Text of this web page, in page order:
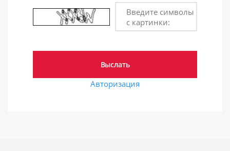
Введите символы
с картинки:
Авторизация